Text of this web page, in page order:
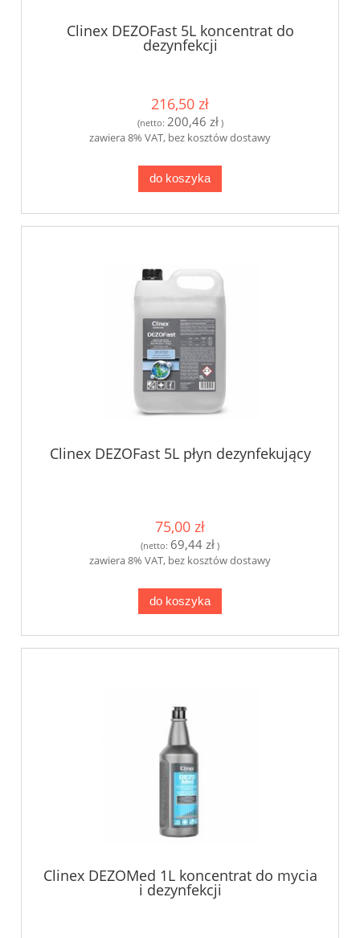
Clinex DEZOFast 5L koncentrat do
dezynfekcji
216,50 zł
(netto: 200,46 zł)
zawiera 8% VAT, bez kosztów dostawy
do koszyka
Clinex DEZOFast 5L płyn dezynfekujący
75,00 zł
(netto: 69,44 zł )
zawiera 8% VAT, bez kosztów dostawy
do koszyka
Clinex DEZOMed 1L koncentrat do mycia
i dezynfekcji